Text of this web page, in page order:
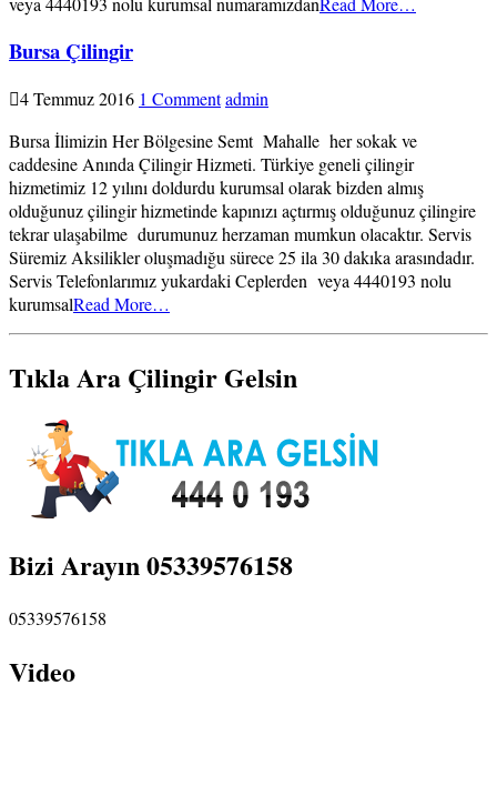
Bursa Çilingir
4 Temmuz 2016 1 Commentadmin
Bursa İlimizin Her Bölgesine Semt Mahalle her sokak ve
caddesine Anında Çilingir Hizmeti. Türkiye geneli çilingir
hizmetimiz 12 yılını doldurdu kurumsal olarak bizden almış
olduğunuz çilingir hizmetinde kapınızı açtırmış olduğunuz çilingire
tekrar ulaşabilme durumunuz herzaman mumkun olacaktır. Servis
Süremiz Aksilikler oluşmadığu sürece 25 ila 30 dakıka arasındadır.
Servis Telefonlarımız yukardaki Ceplerden veya 4440193 nolu
kurumsalRead More…
Tıkla Ara Çilingir Gelsin
Bizi Arayın 05339576158
05339576158
Video